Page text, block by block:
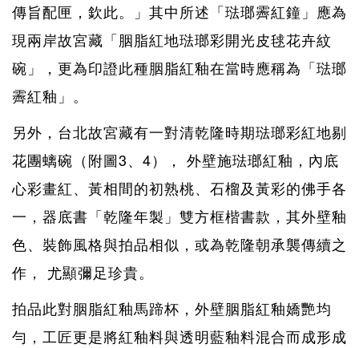
傳旨配匣，欽此。」其中所述「琺瑯霽紅鐘」應為
現兩岸故宮藏「胭脂紅地琺瑯彩開光皮毬花卉紋
碗」，更為印證此種胭脂紅釉在當時應稱為「琺瑯
霽紅釉」。
另外，台北故宮藏有一對清乾隆時期琺瑯彩紅地剔
花團螭碗（附圖3、4）， 外壁施琺瑯紅釉，內底
心彩畫紅、黃相間的初熟桃、石榴及黃彩的佛手各
一，器底書「乾隆年製」雙方框楷書款，其外壁釉
色、裝飾風格與拍品相似，或為乾隆朝承襲傳續之
作， 尤顯彌足珍貴。
拍品此對胭脂紅釉馬蹄杯，外壁胭脂紅釉嬌艷均
勻，工匠更是將紅釉料與透明藍釉料混合而成形成